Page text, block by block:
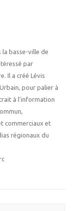
basse-ville de
par
Il a créé Lévis
pour palier à
à l’information
commerciaux et
régionaux du